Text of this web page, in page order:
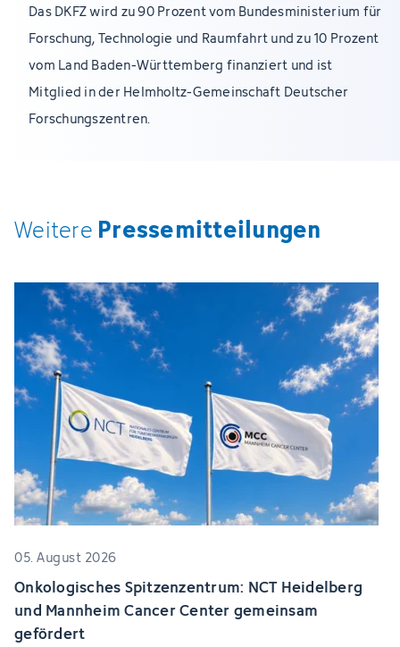
Das DKFZ wird zu 90 Prozent vom Bundesministerium für
Forschung, Technologie und Raumfahrt und zu 10 Prozent
vom Land Baden-Württemberg finanziert und ist
Mitglied in der Helmholtz-Gemeinschaft Deutscher
Forschungszentren.
Weitere Pressemitteilungen
05. August 2026
Onkologisches Spitzenzentrum: NCT Heidelberg
und Mannheim Cancer Center gemeinsam
gefördert